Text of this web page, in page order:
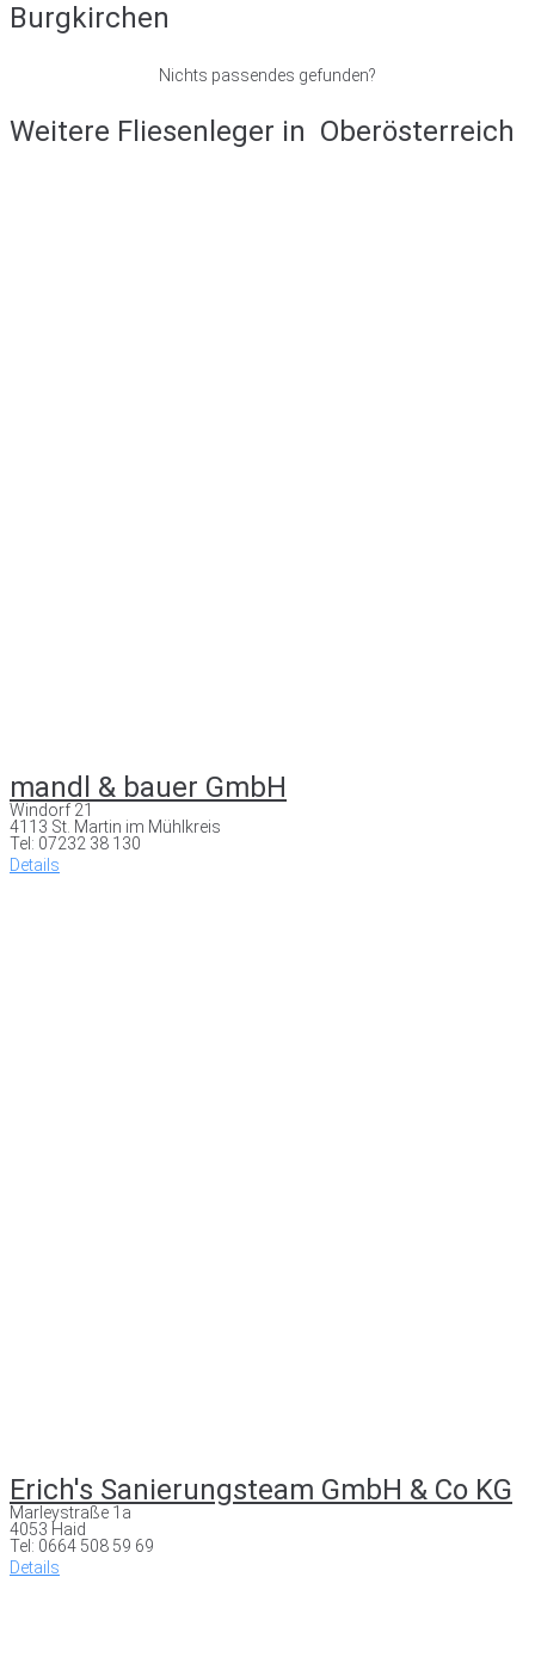
Burgkirchen
Nichts passendes gefunden?
Weitere Fliesenleger in Oberösterreich
mandl & bauer GmbH
Windorf 21
4113 St. Martin im Mühlkreis
Tel: 07232 38 130
Details
Erich's Sanierungsteam GmbH & Co KG
Marleystraße 1a
4053 Haid
Tel: 0664 508 59 69
Details